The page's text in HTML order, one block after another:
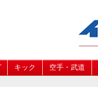
キック 空手・武道